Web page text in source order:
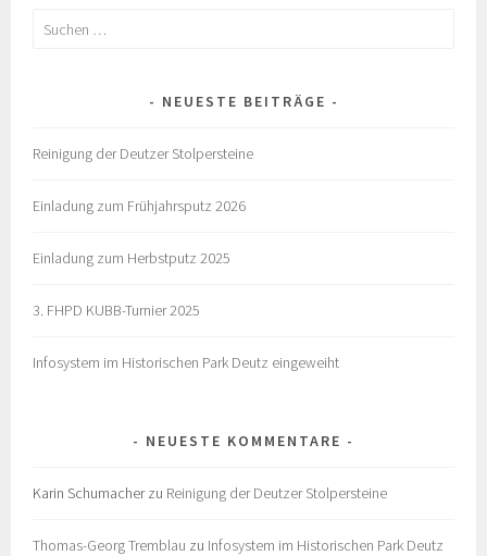
Suchen
NEUESTE BEITRÄGE
Reinigung der Deutzer Stolpersteine
Einladung zum Frühjahrsputz 2026
Einladung zum Herbstputz 2025
3. FHPD KUBB-Turnier 2025
Infosystem im Historischen Park Deutz eingeweiht
NEUESTE KOMMENTARE
Karin Schumacherzu Reinigung der Deutzer Stolpersteine
Thomas-Georg Tremblau zu Infosystem im Historischen Park Deutz